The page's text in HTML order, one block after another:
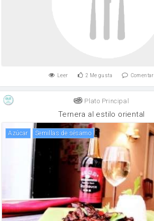
Leer 2 Me gusta Comentar
Plato Principal
Ternera al estilo oriental
Azúcar Semillas de sésamo